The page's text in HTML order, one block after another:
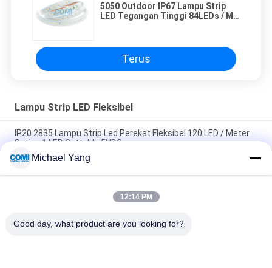
5050 Outdoor IP67 Lampu Strip
LED Tegangan Tinggi 84LEDs / M
Terus
Lampu Strip LED Fleksibel
IP20 2835 Lampu Strip Led Perekat Fleksibel 120 LED / Meter
Setiap 1 LED Cuttable 5VDC
3500 - 4000K CRI 80 14.4W / M
Dimmable Multi Color RGBW 4 In 1 5050 Lampu Strip LED
Michael Yang
12:14 PM
Good day, what product are you looking for?